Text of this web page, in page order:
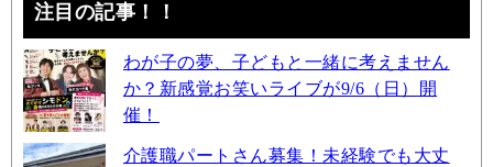
注目の記事！！
わが子の夢、子どもと一緒に考えません
か？新感覚お笑いライブが9/6（日）開
催！
介護職パートさん募集！未経験でも大丈